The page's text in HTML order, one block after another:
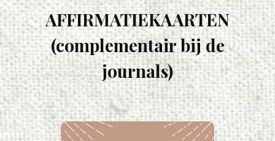
AFFIRMATIEKAARTEN
(complementair bij de
journals)